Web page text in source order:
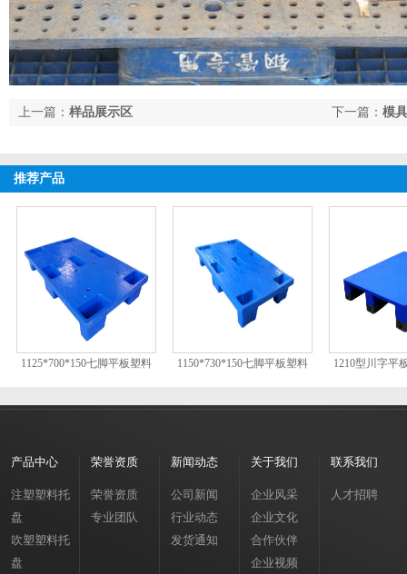
下一篇： 模
上一篇： 样品展示区
推荐产品
1125*700*150七脚平板塑料
1150*730*150七脚平板塑料
1210型川字平
产品中心
注塑塑料托
盘
吹塑塑料托
盘
荣誉资质
荣誉资质
专业团队
新闻动态
公司新闻
行业动态
发货通知
关于我们
企业风采
企业文化
合作伙伴
企业视频
联系我们
人才招聘